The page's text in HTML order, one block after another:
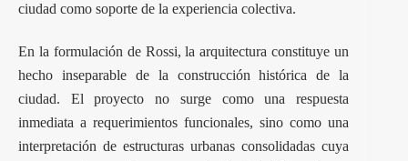
ciudad como soporte de la experiencia colectiva.
En la formulación de Rossi, la arquitectura constituye un
hecho inseparable de la construcción histórica de la
ciudad. El proyecto no surge como una respuesta
inmediata a requerimientos funcionales, sino como una
interpretación de estructuras urbanas consolidadas cuya